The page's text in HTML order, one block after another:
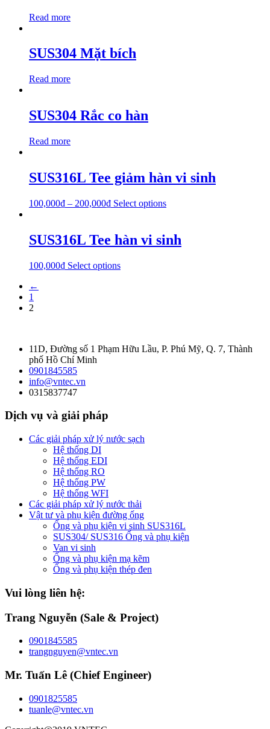
Read more
SUS304 Mặt bích
Read more
SUS304 Rắc co hàn
Read more
SUS316L Tee giảm hàn vi sinh
100,000₫ – 200,000₫ Select options
SUS316L Tee hàn vi sinh
100,000₫ Select options
←
1
2
11D, Đường số 1 Phạm Hữu Lầu, P. Phú Mỹ, Q. 7, Thành
phố Hồ Chí Minh
0901845585
info@vntec.vn
0315837747
Dịch vụ và giải pháp
Các giải pháp xử lý nước sạch
Hệ thống DI
Hệ thống EDI
Hệ thống RO
Hệ thống PW
Hệ thống WFI
Các giải pháp xử lý nước thải
Vật tư và phụ kiện đường ống
Ống và phụ kiện vi sinh SUS316L
SUS304/ SUS316 Ống và phụ kiện
Van vi sinh
Ống và phụ kiện mạ kẽm
Ống và phụ kiện thép đen
Vui lòng liên hệ:
Trang Nguyễn (Sale & Project)
0901845585
trangnguyen@vntec.vn
Mr. Tuấn Lê (Chief Engineer)
0901825585
tuanle@vntec.vn